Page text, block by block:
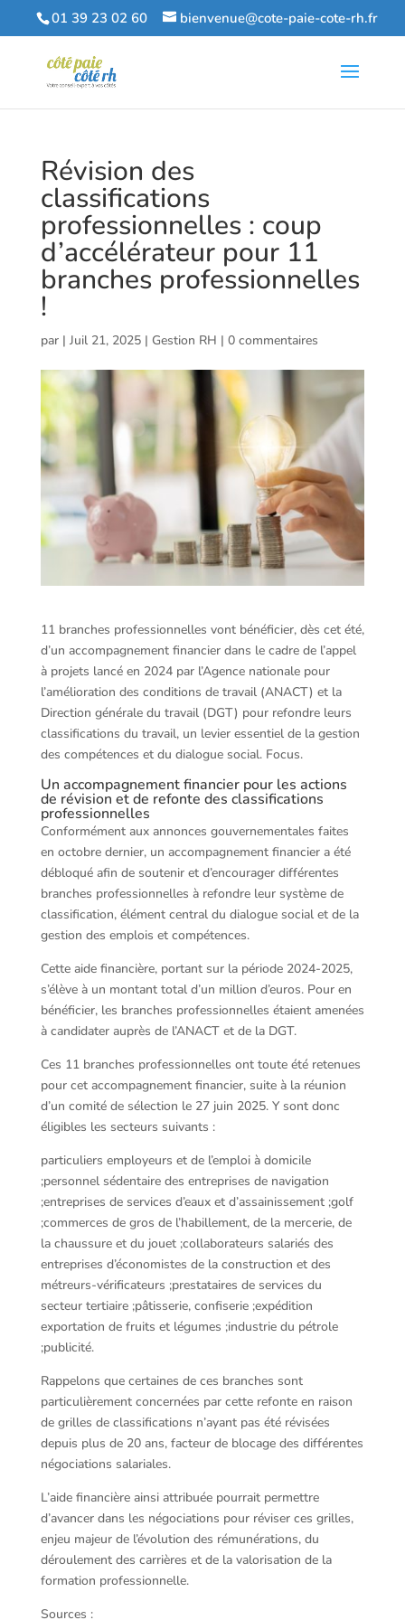
01 39 23 02 60 bienvenue@cote-paie-cote-rh.fr
Révision des
classifications
professionnelles : coup
d’accélérateur pour 11
branches professionnelles
!
par | Juil 21, 2025| Gestion RH | 0 commentaires
11 branches professionnelles vont bénéficier, dès cet été,
d’un accompagnement financier dans le cadre de l’appel
à projets lancé en 2024 par l’Agence nationale pour
l’amélioration des conditions de travail (ANACT) et la
Direction générale du travail (DGT) pour refondre leurs
classifications du travail, un levier essentiel de la gestion
des compétences et du dialogue social. Focus.
Un accompagnement financier pour les actions
de révision et de refonte des classifications
professionnelles
Conformément aux annonces gouvernementales faites
en octobre dernier, un accompagnement financier a été
débloqué afin de soutenir et d’encourager différentes
branches professionnelles à refondre leur système de
classification, élément central du dialogue social et de la
gestion des emplois et compétences.
Cette aide financière, portant sur la période 2024-2025,
s’élève à un montant total d’un million d’euros. Pour en
bénéficier, les branches professionnelles étaient amenées
à candidater auprès de l’ANACT et de la DGT.
Ces 11 branches professionnelles ont toute été retenues
pour cet accompagnement financier, suite à la réunion
d’un comité de sélection le 27 juin 2025. Y sont donc
éligibles les secteurs suivants :
particuliers employeurs et de l’emploi à domicile
;personnel sédentaire des entreprises de navigation
;entreprises de services d’eaux et d’assainissement ;golf
;commerces de gros de l’habillement, de la mercerie, de
la chaussure et du jouet ;collaborateurs salariés des
entreprises d’économistes de la construction et des
métreurs-vérificateurs ;prestataires de services du
secteur tertiaire ;pâtisserie, confiserie ;expédition
exportation de fruits et légumes ;industrie du pétrole
;publicité.
Rappelons que certaines de ces branches sont
particulièrement concernées par cette refonte en raison
de grilles de classifications n’ayant pas été révisées
depuis plus de 20 ans, facteur de blocage des différentes
négociations salariales.
L’aide financière ainsi attribuée pourrait permettre
d’avancer dans les négociations pour réviser ces grilles,
enjeu majeur de l’évolution des rémunérations, du
déroulement des carrières et de la valorisation de la
formation professionnelle.
Sources :